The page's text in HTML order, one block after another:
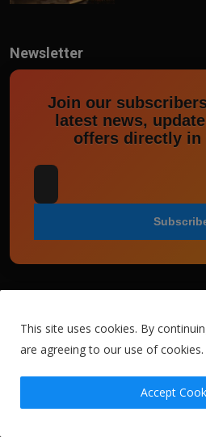
Newsletter
Join our
latest news,
offers directly in
Reserved.
Terms & Conditions
This site uses cookies. By
are agreeing to our use of cookies.
Accept